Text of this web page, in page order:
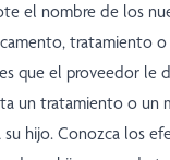
el nombre de los
tratamiento o
que el proveedor le
un tratamiento o un
hijo. Conozca los